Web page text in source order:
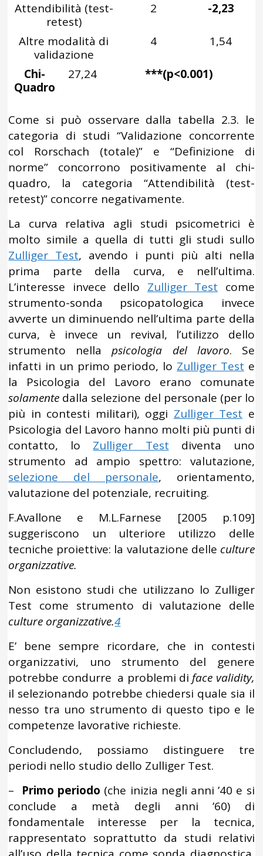
Attendibilità (test-
retest)
2 -2,23
Altre modalità di
validazione
4 1,54
Chi-
Quadro
27,24 ***(p<0.001)
Come si può osservare dalla tabella 2.3. le
categoria di studi “Validazione concorrente
col Rorschach (totale)” e “Definizione di
norme” concorrono positivamente al chi-
quadro, la categoria “Attendibilità (test-
retest)” concorre negativamente.
La curva relativa agli studi psicometrici è
molto simile a quella di tutti gli studi sullo
Zulliger Test, avendo i punti più alti nella
prima parte della curva, e nell’ultima.
L’interesse invece dello Zulliger Test come
strumento-sonda psicopatologica invece
avverte un diminuendo nell’ultima parte della
curva, è invece un revival, l’utilizzo dello
strumento nellapsicologia del lavoro. Se
infatti in un primo periodo, lo Zulliger Test e
la Psicologia del Lavoro erano comunate
solamente dalla selezione del personale (per lo
più in contesti militari), oggi Zulliger Test e
Psicologia del Lavoro hanno molti più punti di
contatto, lo Zulliger Test diventa uno
strumento ad ampio spettro: valutazione,
selezione del personale, orientamento,
valutazione del potenziale, recruiting.
F.Avallone e M.L.Farnese [2005 p.109]
suggeriscono un ulteriore utilizzo delle
tecniche proiettive: la valutazione delle culture
organizzative.
Non esistono studi che utilizzano lo Zulliger
Test come strumento di valutazione delle
culture organizzative.4
E’ bene sempre ricordare, che in contesti
organizzativi, uno strumento del genere
potrebbe condurre a problemi diface validity,
il selezionando potrebbe chiedersi quale sia il
nesso tra uno strumento di questo tipo e le
competenze lavorative richieste.
Concludendo, possiamo distinguere tre
periodi nello studio dello Zulliger Test.
–
Primo periodo (che inizia negli anni ’40 e si
conclude a metà degli anni ’60) di
fondamentale interesse per la tecnica,
rappresentato soprattutto da studi relativi